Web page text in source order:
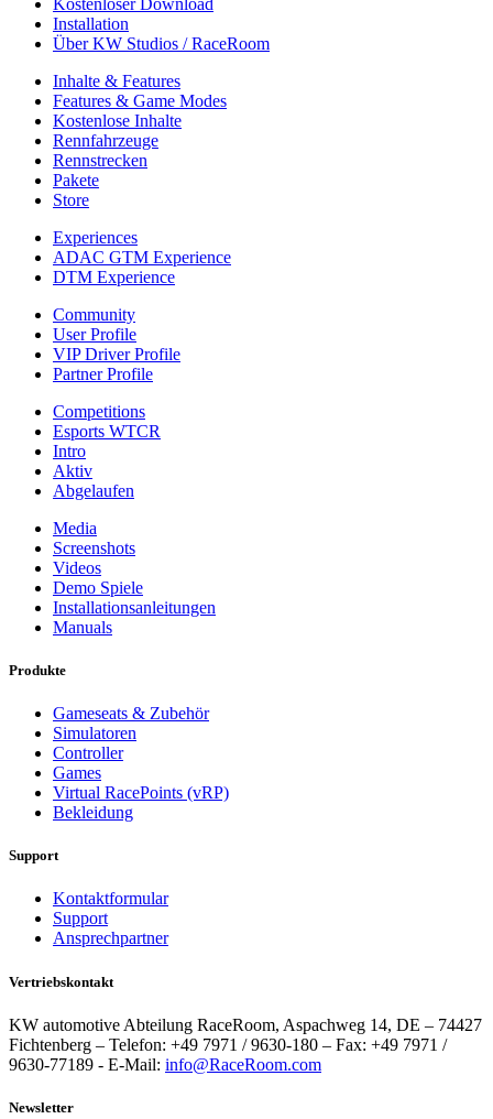
Installation
Über KW Studios / RaceRoom
Inhalte & Features
Features & Game Modes
Kostenlose Inhalte
Rennfahrzeuge
Rennstrecken
Pakete
Store
Experiences
ADAC GTM Experience
DTM Experience
Community
User Profile
VIP Driver Profile
Partner Profile
Competitions
Esports WTCR
Intro
Aktiv
Abgelaufen
Media
Screenshots
Videos
Demo Spiele
Installationsanleitungen
Manuals
Produkte
Gameseats & Zubehör
Simulatoren
Controller
Games
Virtual RacePoints (vRP)
Bekleidung
Support
Kontaktformular
Support
Ansprechpartner
Vertriebskontakt
KW automotive Abteilung RaceRoom, Aspachweg 14, DE – 74427
Fichtenberg – Telefon: +49 7971 / 9630-180 – Fax: +49 7971 /
9630-77189 - E-Mail: info@RaceRoom.com
Newsletter